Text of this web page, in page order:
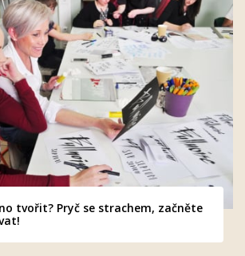
tvořit? Pryč se strachem, začněte